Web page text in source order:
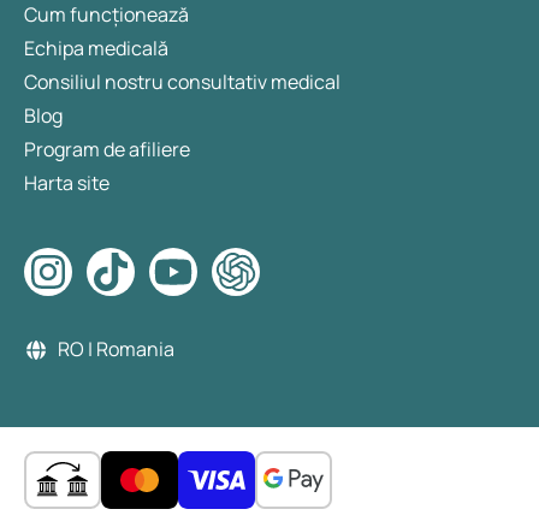
Cum funcționează
Echipa medicală
Consiliul nostru consultativ medical
Blog
Program de afiliere
Harta site
RO | Romania